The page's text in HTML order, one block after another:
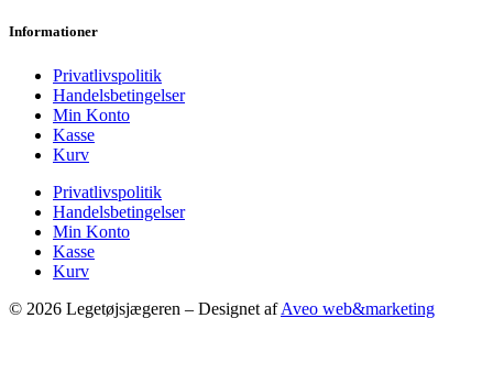
Informationer
Privatlivspolitik
Handelsbetingelser
Min Konto
Kasse
Kurv
Privatlivspolitik
Handelsbetingelser
Min Konto
Kasse
Kurv
© 2026 Legetøjsjægeren – Designet afAveo web&marketing